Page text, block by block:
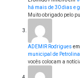
há mais de 30 dias e
Muito obrigado pelo
ADEMIR Rodrigues em
municipal de Petrolina
vocês colocam a